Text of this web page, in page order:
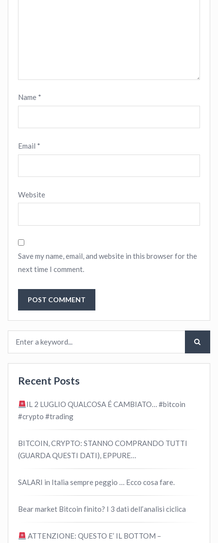
Name *
Email *
Website
Save my name, email, and website in this browser for the
next time I comment.
Recent Posts
IL 2 LUGLIO QUALCOSA É CAMBIATO… #bitcoin
#crypto #trading
BITCOIN, CRYPTO: STANNO COMPRANDO TUTTI
(GUARDA QUESTI DATI), EPPURE…
SALARI in Italia sempre peggio … Ecco cosa fare.
Bear market Bitcoin finito? I 3 dati dell’analisi ciclica
ATTENZIONE: QUESTO E’ IL BOTTOM –